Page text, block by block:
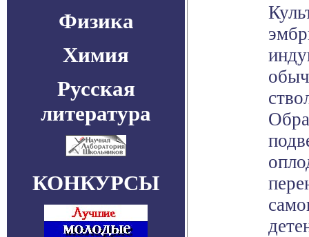
Физика
Химия
Русская
литература
КОНКУРСЫ